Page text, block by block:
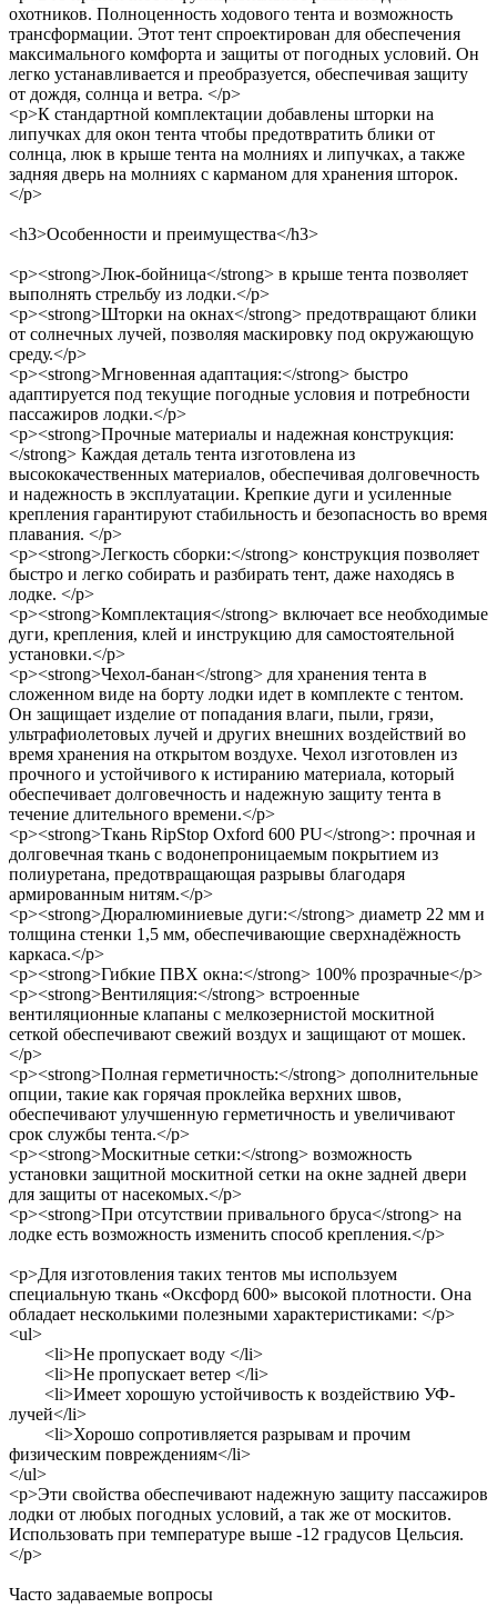
охотников. Полноценность ходового тента и возможность
трансформации. Этот тент спроектирован для обеспечения
максимального комфорта и защиты от погодных условий. Он
легко устанавливается и преобразуется, обеспечивая защиту
от дождя, солнца и ветра. </p>
<p>К стандартной комплектации добавлены шторки на
липучках для окон тента чтобы предотвратить блики от
солнца, люк в крыше тента на молниях и липучках, а также
задняя дверь на молниях с карманом для хранения шторок.
</p>
<h3>Особенности и преимущества</h3>
<p><strong>Люк-бойница</strong> в крыше тента позволяет
выполнять стрельбу из лодки.</p>
<p><strong>Шторки на окнах</strong> предотвращают блики
от солнечных лучей, позволяя маскировку под окружающую
среду.</p>
<p><strong>Мгновенная адаптация:</strong> быстро
адаптируется под текущие погодные условия и потребности
пассажиров лодки.</p>
<p><strong>Прочные материалы и надежная конструкция:
</strong> Каждая деталь тента изготовлена из
высококачественных материалов, обеспечивая долговечность
и надежность в эксплуатации. Крепкие дуги и усиленные
крепления гарантируют стабильность и безопасность во время
плавания. </p>
<p><strong>Легкость сборки:</strong> конструкция позволяет
быстро и легко собирать и разбирать тент, даже находясь в
лодке. </p>
<p><strong>Комплектация</strong> включает все необходимые
дуги, крепления, клей и инструкцию для самостоятельной
установки.</p>
<p><strong>Чехол-банан</strong> для хранения тента в
сложенном виде на борту лодки идет в комплекте с тентом.
Он защищает изделие от попадания влаги, пыли, грязи,
ультрафиолетовых лучей и других внешних воздействий во
время хранения на открытом воздухе. Чехол изготовлен из
прочного и устойчивого к истиранию материала, который
обеспечивает долговечность и надежную защиту тента в
течение длительного времени.</p>
<p><strong>Ткань RipStop Oxford 600 PU</strong>: прочная и
долговечная ткань с водонепроницаемым покрытием из
полиуретана, предотвращающая разрывы благодаря
армированным нитям.</p>
<p><strong>Дюралюминиевые дуги:</strong> диаметр 22 мм и
толщина стенки 1,5 мм, обеспечивающие сверхнадёжность
каркаса.</p>
<p><strong>Гибкие ПВХ окна:</strong> 100% прозрачные</p>
<p><strong>Вентиляция:</strong> встроенные
вентиляционные клапаны с мелкозернистой москитной
сеткой обеспечивают свежий воздух и защищают от мошек.
</p>
<p><strong>Полная герметичность:</strong> дополнительные
опции, такие как горячая проклейка верхних швов,
обеспечивают улучшенную герметичность и увеличивают
срок службы тента.</p>
<p><strong>Москитные сетки:</strong> возможность
установки защитной москитной сетки на окне задней двери
для защиты от насекомых.</p>
<p><strong>При отсутствии привального бруса</strong> на
лодке есть возможность изменить способ крепления.</p>
<p>Для изготовления таких тентов мы используем
специальную ткань «Оксфорд 600» высокой плотности. Она
обладает несколькими полезными характеристиками: </p>
<ul>
<li>Не пропускает воду </li>
<li>Не пропускает ветер </li>
<li>Имеет хорошую устойчивость к воздействию УФ-
лучей</li>
<li>Хорошо сопротивляется разрывам и прочим
физическим повреждениям</li>
</ul>
<p>Эти свойства обеспечивают надежную защиту пассажиров
лодки от любых погодных условий, а так же от москитов.
Использовать при температуре выше -12 градусов Цельсия.
</p>
Часто задаваемые вопросы